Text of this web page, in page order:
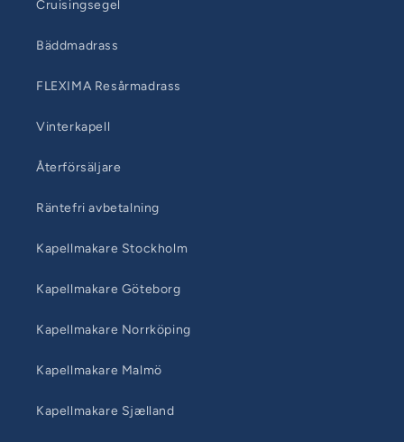
Cruisingsegel
Bäddmadrass
FLEXIMA Resårmadrass
Vinterkapell
Återförsäljare
Räntefri avbetalning
Kapellmakare Stockholm
Kapellmakare Göteborg
Kapellmakare Norrköping
Kapellmakare Malmö
Kapellmakare Sjælland